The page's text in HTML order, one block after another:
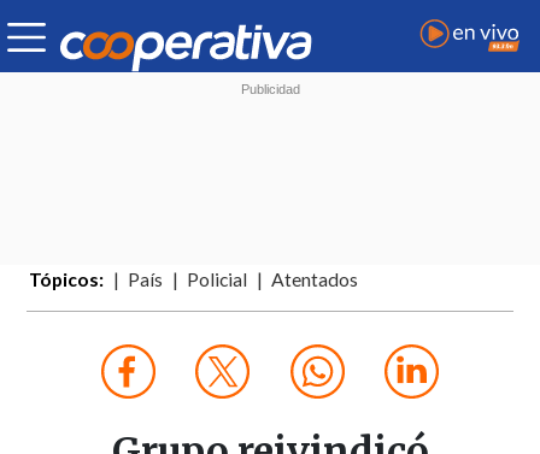
Tópicos: País Policial Atentados